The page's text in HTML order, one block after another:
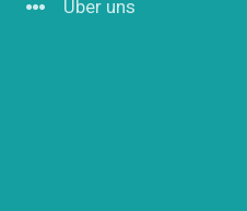
Über uns